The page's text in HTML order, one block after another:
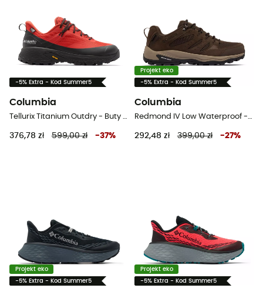
-5% Extra - Kod Summer5
Columbia
Tellurix Titanium Outdry - Buty turystyczne meskie
376,78 zł 599,00 zł -37%
Projekt eko
-5% Extra - Kod Summer5
Columbia
Redmond IV Low Waterproof - Buty turystyczne meskie
292,48 zł 399,00 zł -27%
Projekt eko
-5% Extra - Kod Summer5
Projekt eko
-5% Extra - Kod Summer5